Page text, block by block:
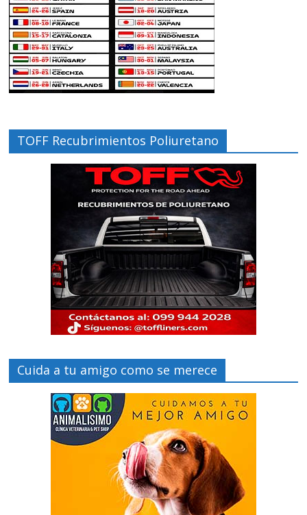
TOFF Recubrimientos Poliuretano
Cuida a tu amigo como se merece